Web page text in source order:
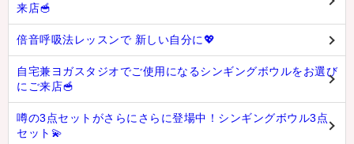
来店🥣
倍音呼吸法レッスンで 新しい自分に💖
自宅兼ヨガスタジオでご使用になるシンギングボウルをお選び
にご来店🥣
噂の3点セットがさらにさらに登場中！シンギングボウル3点
セット💫